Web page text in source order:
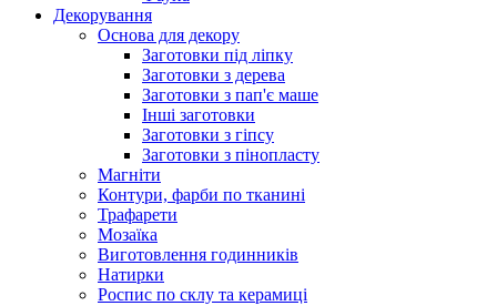
Декорування
Основа для декору
Заготовки під ліпку
Заготовки з дерева
Заготовки з пап'є маше
Інші заготовки
Заготовки з гіпсу
Заготовки з пінопласту
Магніти
Контури, фарби по тканині
Трафарети
Мозаїка
Виготовлення годинників
Натирки
Роспис по склу та керамиці